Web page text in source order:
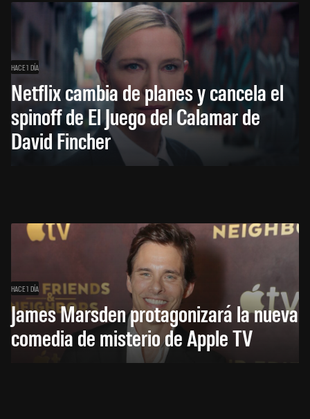
HACE 1 DÍA
Netflix cambia de planes y cancela el
spinoff de El Juego del Calamar de
David Fincher
HACE 1 DÍA
James Marsden protagonizará la nueva
comedia de misterio de Apple TV